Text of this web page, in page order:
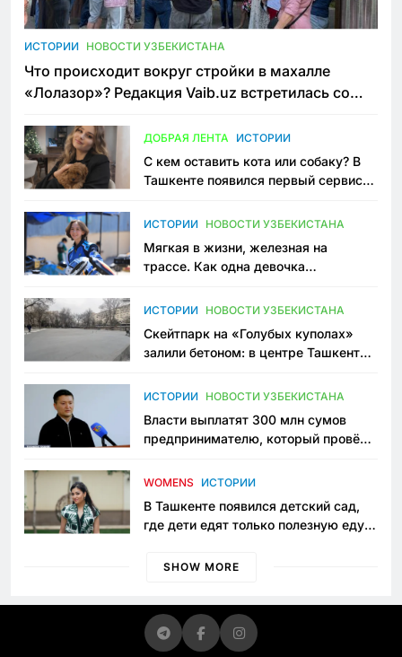
ИСТОРИИ НОВОСТИ УЗБЕКИСТАНА
Что происходит вокруг стройки в махалле
«Лолазор»? Редакция Vaib.uz встретилась со
ДОБРАЯ ЛЕНТА ИСТОРИИ
С кем оставить кота или собаку? В
Ташкенте появился первый сервис
ИСТОРИИ НОВОСТИ УЗБЕКИСТАНА
Мягкая в жизни, железная на
трассе. Как одна девочка
Узбекистане
ИСТОРИИ НОВОСТИ УЗБЕКИСТАНА
Скейтпарк на «Голубых куполах»
залили бетоном: в центре Ташкента
пространство
ИСТОРИИ НОВОСТИ УЗБЕКИСТАНА
Власти выплатят 300 млн сумов
предпринимателю, который провёл
приговору
WOMENS ИСТОРИИ
В Ташкенте появился детский сад,
где дети едят только полезную еду.
просить «кашу без сахара»
SHOW MORE